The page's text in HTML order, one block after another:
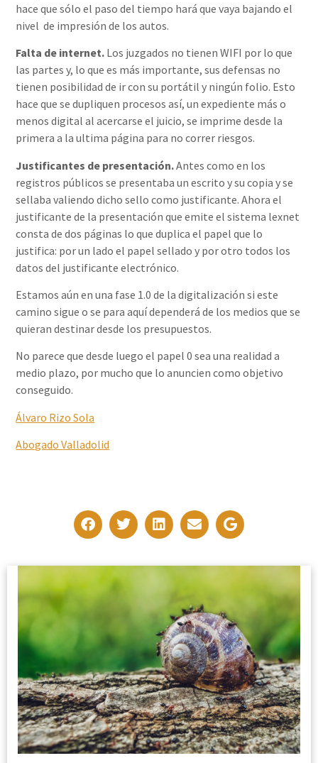
hace que sólo el paso del tiempo hará que vaya bajando el
nivel de impresión de los autos.
Falta de internet. Los juzgados no tienen WIFI por lo que
las partes y, lo que es más importante, sus defensas no
tienen posibilidad de ir con su portátil y ningún folio. Esto
hace que se dupliquen procesos así, un expediente más o
menos digital al acercarse el juicio, se imprime desde la
primera a la ultima página para no correr riesgos.
Justificantes de presentación.Antes como en los
registros públicos se presentaba un escrito y su copia y se
sellaba valiendo dicho sello como justificante. Ahora el
justificante de la presentación que emite el sistema lexnet
consta de dos páginas lo que duplica el papel que lo
justifica: por un lado el papel sellado y por otro todos los
datos del justificante electrónico.
Estamos aún en una fase 1.0 de la digitalización si este
camino sigue o se para aquí dependerá de los medios que se
quieran destinar desde los presupuestos.
No parece que desde luego el papel 0 sea una realidad a
medio plazo, por mucho que lo anuncien como objetivo
conseguido.
Álvaro Rizo Sola
Abogado Valladolid